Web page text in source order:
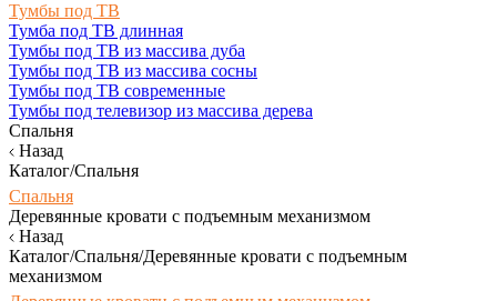
Тумбы под ТВ
Тумба под ТВ длинная
Тумбы под ТВ из массива дуба
Тумбы под ТВ из массива сосны
Тумбы под ТВ современные
Тумбы под телевизор из массива дерева
Спальня
Назад
Каталог/Спальня
Спальня
Деревянные кровати с подъемным механизмом
Назад
Каталог/Спальня/Деревянные кровати с подъемным
механизмом